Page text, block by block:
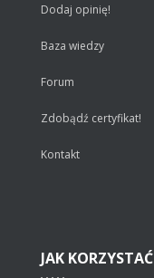
Dodaj opinię!
Baza wiedzy
Forum
Zdobądź certyfikat!
Kontakt
JAK KORZYSTAĆ